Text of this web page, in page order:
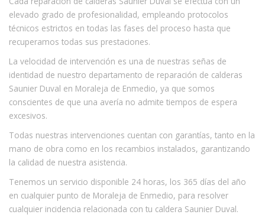
elevado grado de profesionalidad, empleando protocolos
técnicos estrictos en todas las fases del proceso hasta que
recuperamos todas sus prestaciones.
La velocidad de intervención es una de nuestras señas de
identidad de nuestro departamento de reparación de calderas
Saunier Duval en Moraleja de Enmedio, ya que somos
conscientes de que una avería no admite tiempos de espera
excesivos.
Todas nuestras intervenciones cuentan con garantías, tanto en la
mano de obra como en los recambios instalados, garantizando
la calidad de nuestra asistencia.
Tenemos un servicio disponible 24 horas, los 365 días del año
en cualquier punto de Moraleja de Enmedio, para resolver
cualquier incidencia relacionada con tu caldera Saunier Duval.